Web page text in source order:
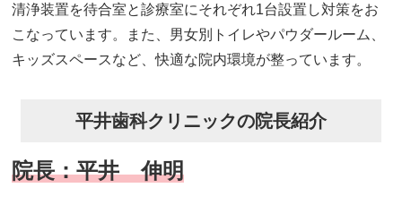
清浄装置を待合室と診療室にそれぞれ1台設置し対策をお
こなっています。また、男女別トイレやパウダールーム、
キッズスペースなど、快適な院内環境が整っています。
平井歯科クリニックの院長紹介
院長：平井 伸明